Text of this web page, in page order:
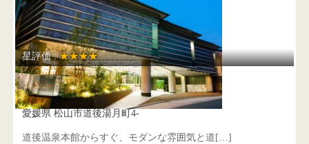
星評価 :★★★★
茶玻瑠
愛媛県 松山市道後湯月町4-
道後温泉本館からすぐ、モダンな雰囲気と道[…]